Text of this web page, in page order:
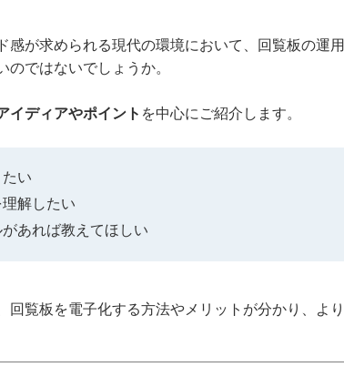
感が求められる現代の環境において、回覧板の運用
ではないでしょうか。
イディアやポイント を中心にご紹介します。
い
解したい
あれば教えてほしい
回覧板を電子化する方法やメリットが分かり、より